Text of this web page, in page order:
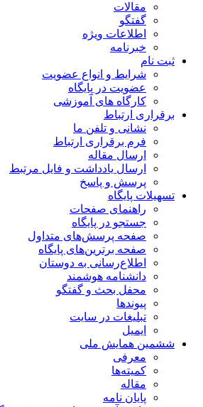
مقالات
گفتگو
اطلاعات ویژه
خبرنامه
ثبت نام
شرایط و انواع عضویت
عضویت در پایگاه
کارگاه های آموزشی
برقراری ارتباط
نشانی و تلفن ما
فرم برقراری ارتباط
ارسال مقاله
ارسال یادداشت و فایل مرتبط
پرسش و پاسخ
تسهیلات پایگاه
راهنمای صفحات
جستجو در پایگاه
صفحه پرسش‌های متداول
صفحه برترین‌های پایگاه
اطلاع‌رسانی به دوستان
دانشنامه هوشمند
محفل بحث و گفتگو
پیوندها
تبلیغات در سایت
ایمیل
ششمین همایش ملی
معرفی
کمیته‌ها
مقاله
پایان نامه